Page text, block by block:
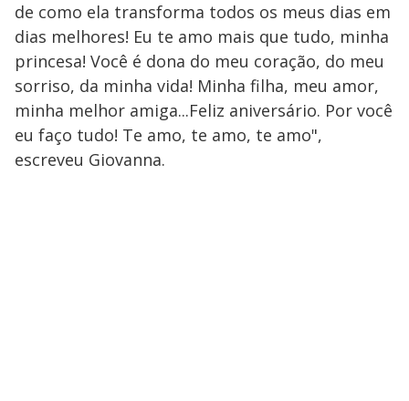
de como ela transforma todos os meus dias em
dias melhores! Eu te amo mais que tudo, minha
princesa! Você é dona do meu coração, do meu
sorriso, da minha vida! Minha filha, meu amor,
minha melhor amiga...Feliz aniversário. Por você
eu faço tudo! Te amo, te amo, te amo",
escreveu Giovanna.